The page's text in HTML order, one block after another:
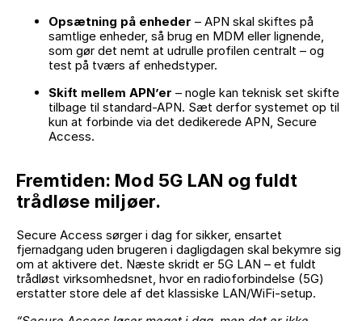
Opsætning på enheder – APN skal skiftes på
samtlige enheder, så brug en MDM eller lignende,
som gør det nemt at udrulle profilen centralt – og
test på tværs af enhedstyper.
Skift mellem APN’er – nogle kan teknisk set skifte
tilbage til standard-APN. Sæt derfor systemet op til
kun at forbinde via det dedikerede APN, Secure
Access.
Fremtiden: Mod 5G LAN og fuldt
trådløse miljøer.
Secure Access sørger i dag for sikker, ensartet
fjernadgang uden brugeren i dagligdagen skal bekymre sig
om at aktivere det. Næste skridt er 5G LAN – et fuldt
trådløst virksomhedsnet, hvor en radioforbindelse (5G)
erstatter store dele af det klassiske LAN/WiFi-setup.